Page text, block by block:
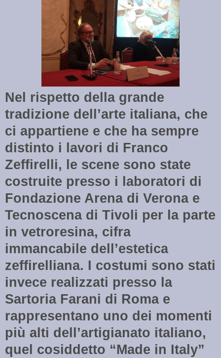
Nel rispetto della grande
tradizione dell’arte italiana, che
ci appartiene e che ha sempre
distinto i lavori di Franco
Zeffirelli, le scene sono state
costruite presso i laboratori di
Fondazione Arena di Verona e
Tecnoscena di Tivoli per la parte
in vetroresina, cifra
immancabile dell’estetica
zeffirelliana. I costumi sono stati
invece realizzati presso la
Sartoria Farani di Roma e
rappresentano uno dei momenti
più alti dell’artigianato italiano,
quel cosiddetto “Made in Italy”